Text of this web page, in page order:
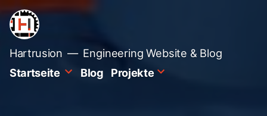
Zum
Inhalt
springen
Hartrusion
Engineering Website & Blog
Startseite
Blog Projekte